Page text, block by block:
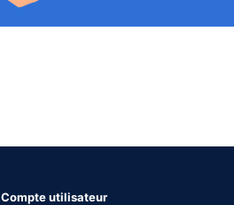
Compte utilisateur